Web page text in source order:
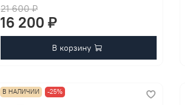
21 600 ₽
16 200 ₽
В корзину
В НАЛИЧИИ -25%